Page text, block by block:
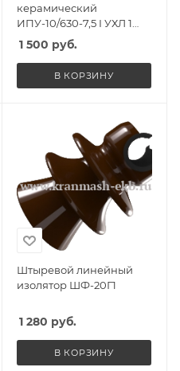
керамический
ИПУ-10/630-7,5 I УХЛ 1
овальный фланец
1 500 руб.
В КОРЗИНУ
Штыревой линейный
изолятор ШФ-20Г1
1 280 руб.
В КОРЗИНУ